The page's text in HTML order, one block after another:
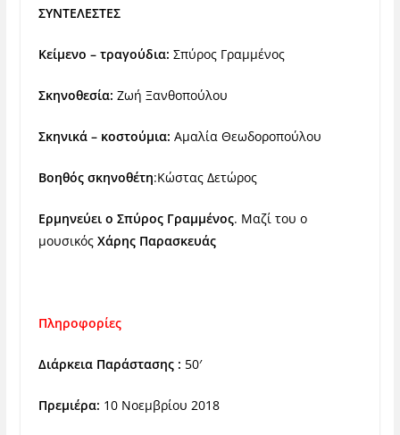
ΣΥΝΤΕΛΕΣΤΕΣ
Κείμενο – τραγούδια: Σπύρος Γραμμένος
Σκηνοθεσία: Ζωή Ξανθοπούλου
Σκηνικά – κοστούμια: Αμαλία Θεωδοροπούλου
Βοηθός σκηνοθέτη:Κώστας Δετώρος
Ερμηνεύει ο Σπύρος Γραμμένος. Μαζί του ο
μουσικός Χάρης Παρασκευάς
Πληροφορίες
Διάρκεια Παράστασης : 50′
Πρεμιέρα: 10 Νοεμβρίου 2018